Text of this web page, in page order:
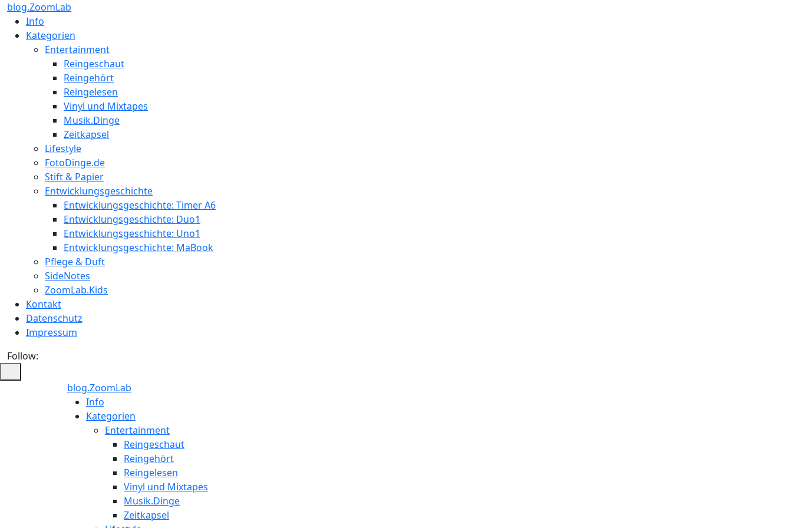
blog.ZoomLab
Info
Kategorien
Entertainment
Reingeschaut
Reingehört
Reingelesen
Vinyl und Mixtapes
Musik.Dinge
Zeitkapsel
Lifestyle
FotoDinge.de
Stift & Papier
Entwicklungsgeschichte
Entwicklungsgeschichte: Timer A6
Entwicklungsgeschichte: Duo1
Entwicklungsgeschichte: Uno1
Entwicklungsgeschichte: MaBook
Pflege & Duft
SideNotes
ZoomLab.Kids
Kontakt
Datenschutz
Impressum
Follow:
blog.ZoomLab
Info
Kategorien
Entertainment
Reingeschaut
Reingehört
Reingelesen
Vinyl und Mixtapes
Musik.Dinge
Zeitkapsel